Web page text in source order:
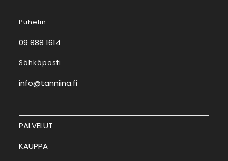
Puhelin
09 888 1614
Sähköposti
info@tanniina.fi
PALVELUT
KAUPPA